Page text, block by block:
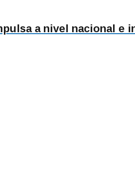
a nivel nacional e